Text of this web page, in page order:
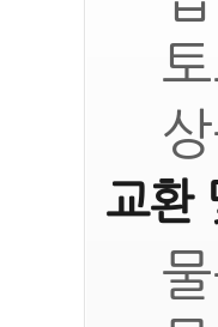
교환